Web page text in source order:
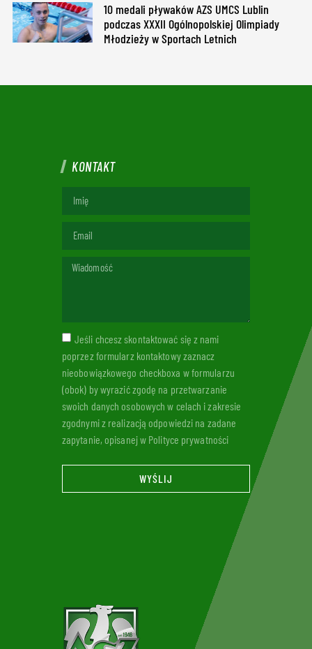
10 medali pływaków AZS UMCS Lublin
podczas XXXII Ogólnopolskiej Olimpiady
Młodzieży w Sportach Letnich
KONTAKT
Jeśli chcesz skontaktować się z nami
poprzez formularz kontaktowy zaznacz
nieobowiązkowego checkboxa w formularzu
(obok) by wyrazić zgodę na przetwarzanie
swoich danych osobowych w celach i zakresie
zgodnymi z realizacją odpowiedzi na zadane
zapytanie, opisanej w Polityce prywatności
WYŚLIJ